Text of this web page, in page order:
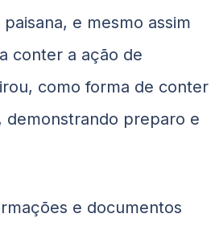
e mesmo assim
conter a ação de
como forma de conter
demonstrando preparo e
e documentos